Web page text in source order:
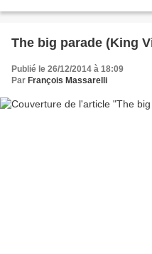
The big parade (King
Publié le 26/12/2014 à 18:09
Par François Massarelli